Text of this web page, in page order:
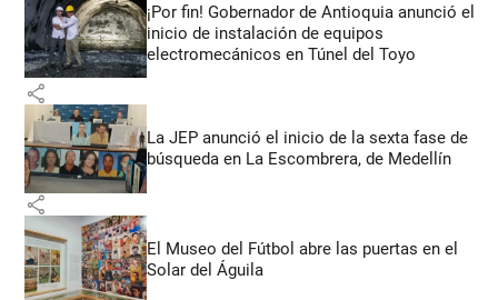
¡Por fin! Gobernador de Antioquia anunció el
inicio de instalación de equipos
electromecánicos en Túnel del Toyo
share
La JEP anunció el inicio de la sexta fase de
búsqueda en La Escombrera, de Medellín
share
El Museo del Fútbol abre las puertas en el
Solar del Águila